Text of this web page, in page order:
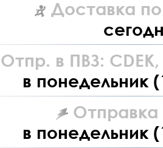
Доставка
Отпр. в ПВЗ: CDEK,
в понедельник
Отправка
в понедельник